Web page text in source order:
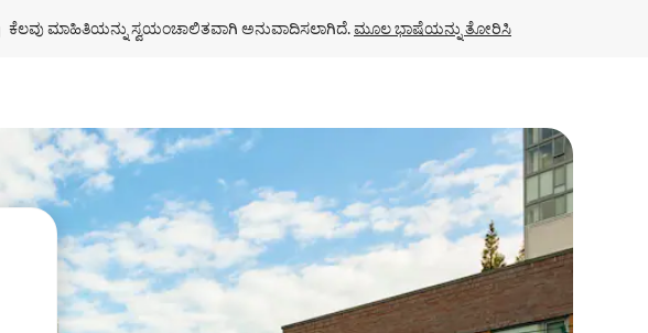
ಕೆಲವು ಮಾಹಿತಿಯನ್ನು ಸ್ವಯಂಚಾಲಿತವಾಗಿ ಅನುವಾದಿಸಲಾಗಿದೆ. ಮೂಲ ಭಾಷೆಯನ್ನು ತೋರಿಸಿ